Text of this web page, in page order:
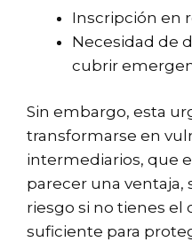
Inscripción en
Necesidad de
cubrir
Sin embargo, esta
transformarse en
intermediarios, que
parecer una ventaja,
riesgo si no tienes el
suficiente para